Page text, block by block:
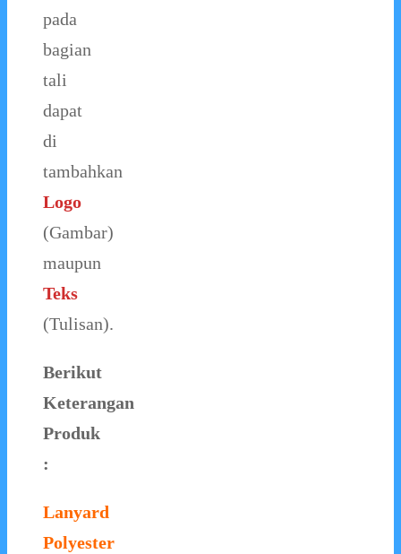
pada
bagian
tali
dapat
di
tambahkan
Logo
(Gambar)
maupun
Teks
(Tulisan).
Berikut
Keterangan
Produk
:
Lanyard
Polyester